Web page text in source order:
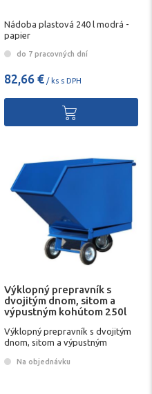
Nádoba plastová 240 l modrá -
papier
do 7 pracovných dní
82,66 € / ks s DPH
Výklopný prepravník s
dvojitým dnom, sitom a
výpustným kohútom 250l
Výklopný prepravník s dvojitým
dnom, sitom a výpustným
Na objednávku